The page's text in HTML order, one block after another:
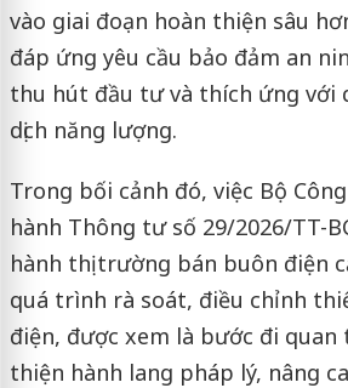
vào giai đoạn hoàn thiện sâu
đáp ứng yêu cầu bảo đảm an
thu hút đầu tư và thích ứng với
dịch năng lượng.
Trong bối cảnh đó, việc Bộ
hành Thông tư số 29/2026/TT-
hành thị trường bán buôn điện
quá trình rà soát, điều chỉnh
điện, được xem là bước đi
thiện hành lang pháp lý, nâng